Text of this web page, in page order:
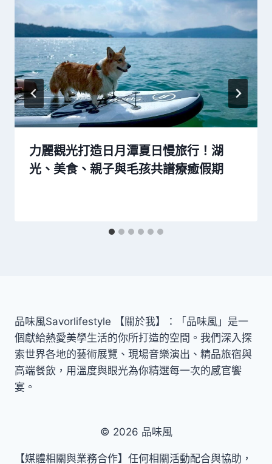
力麗觀光打造日月潭夏日慢旅行！湖
光、美食、親子與毛孩共譜療癒假期
品味風Savorlifestyle 【關於我】：「品味風」是一
個獻給熱愛美學生活的你所打造的空間。我們深入探
索世界各地的藝術展覽、現場音樂演出、精品旅宿與
高端餐飲，用溫度與眼光為你精選每一次的感官饗
宴。
© 2026 品味風
【媒體相關與業務合作】任何相關活動配合與協助，